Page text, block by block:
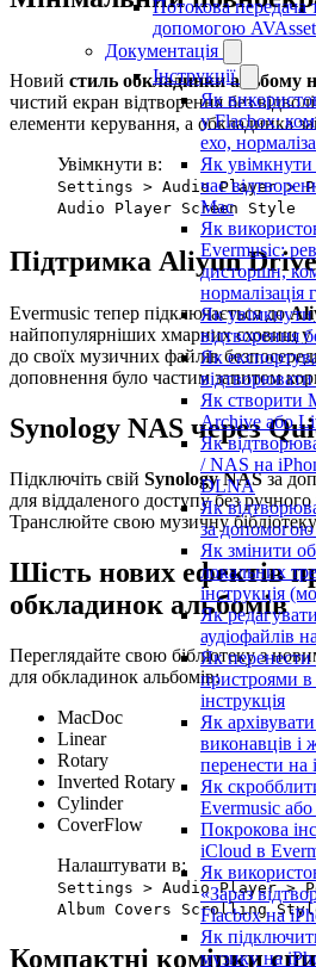
Потокова передача
допомогою
Документація
Інструкції
Як
у Flacbox:
ехо,
Як увімкнути
час
Mac
Як
Evermusic:
дисторшн,
нормалізація
Як увімкнути
відтворення
Як
Як створити
Archive або
Як
/ NAS на
DLNA
Як
за
Як змінити
локальних
інструкція
Як
аудіофайлів
Як перенести
пристроями в
інструкція
Як
виконавців і
перенести на
Як
Evermusic
Покрокова
iCloud в
Як
«Зараз
Flacbox на
Як
музику на
Новий стиль обкладинки альбому
чистий екран відтворення без
елементи керування, а обкладинка
Увімкнути в:
Settings > Audio Player >
Audio Player Screen Style
Підтримка Aliyun
Evermusic тепер підключається до
найпопулярніших хмарних сховищ у
до своїх музичних файлів
доповнення було частим запитом
Synology NAS через
Підключіть свій Synology NASза
для віддаленого доступу без
Транслюйте свою музичну
Шість нових ефектів
обкладинок альбомів
Переглядайте свою бібліотеку з
для обкладинок альбомів:
MacDoc
Linear
Rotary
Inverted Rotary
Cylinder
CoverFlow
Налаштувати в:
Settings > Audio Player >
Album Covers Scrolling
Компактні комірки